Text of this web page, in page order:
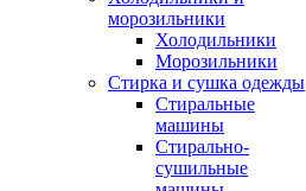
морозильники
Холодильники
Морозильники
Стирка и сушка одежды
Стиральные
машины
Стирально-
сушильные